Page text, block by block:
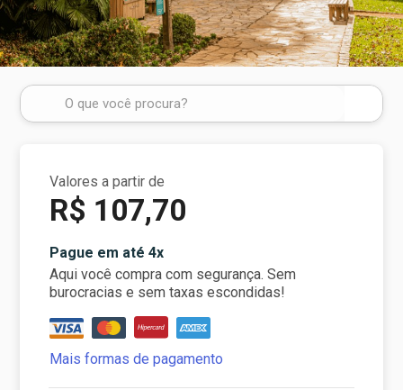
Valores a partir de
R$ 107,70
Pague em até 4x
Aqui você compra com segurança. Sem
burocracias e sem taxas escondidas!
Mais formas de pagamento